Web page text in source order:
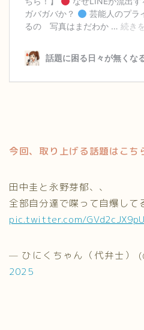
今回、取り上げる話題はこち
田中圭と永野芽郁、、
全部自分達で喋って自爆して
pic.twitter.com/GVd2cJX9pU
— ひにくちゃん（代弁士）
2025